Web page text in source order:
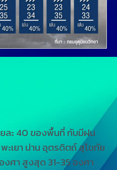
ละ 40 ของพื้นที่ กับมีฝน
ะเยา น่าน อุตรดิตถ์ สุโขทัย
ศา สูงสุด 31-35 องศา